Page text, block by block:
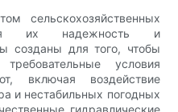
сельскохозяйственных
их надежность и
созданы для того, чтобы
условия
включая воздействие
и нестабильных погодных